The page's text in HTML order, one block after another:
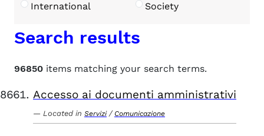
International
Society
Search results
96850 items matching your search terms.
Accesso ai documenti amministrativi
Located in Servizi / Comunicazione